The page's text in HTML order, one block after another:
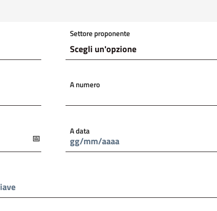
Settore proponente
A numero
A data